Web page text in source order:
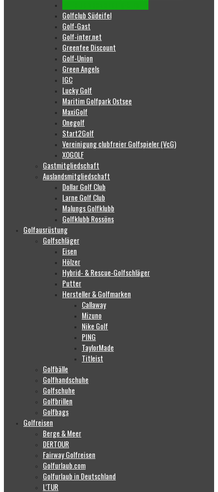
Golfclub Südeifel
Golf-Gast
Golf-inter.net
Greenfee Discount
Golf-Union
Green Angels
IGC
Lucky Golf
Maritim Golfpark Ostsee
MaxiGolf
Onegolf
Start2Golf
Vereinigung clubfreier Golfspieler (VcG)
XOGOLF
Gastmitgliedschaft
Auslandsmitgliedschaft
Dollar Golf Club
Larne Golf Club
Malungs Golfklubb
Golfklubb Rossöns
Golfausrüstung
Golfschläger
Eisen
Hölzer
Hybrid- & Rescue-Golfschläger
Putter
Hersteller & Golfmarken
Callaway
Mizuno
Nike Golf
PING
TaylorMade
Titleist
Golfbälle
Golfhandschuhe
Golfschuhe
Golfbrillen
Golfbags
Golfreisen
Berge & Meer
DERTOUR
Fairway Golfreisen
Golfurlaub.com
Golfurlaub in Deutschland
L’TUR